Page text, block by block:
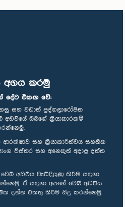
අගය කරමු
දේට එකඟ වේ:
සහ වඩාත් පුද්ගලාරෝපිත
අඩවියේ ඔබගේ ක්‍රියාකාරකම්
ආරක්ෂාව සහ ක්‍රියාකාරීත්වය සහතික
විස්තර සහ අනෙකුත් අදාළ දත්ත
වෙබ් අඩවිය වැඩිදියුණු කිරීම සඳහා
ඒ සඳහා අපගේ වෙබ් අඩවිය
දත්ත එකතු කිරීම සිදු කරන්නෙමු.